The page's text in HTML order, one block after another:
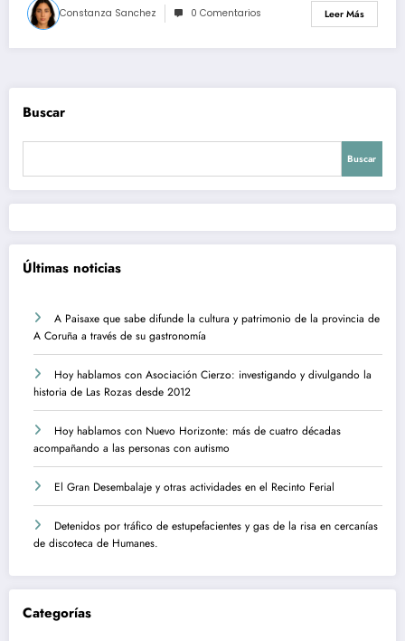
Constanza Sanchez 0 Comentarios Leer Más
Buscar
Buscar
Últimas noticias
A Paisaxe que sabe difunde la cultura y patrimonio de la provincia de
A Coruña a través de su gastronomía
Hoy hablamos con Asociación Cierzo: investigando y divulgando la
historia de Las Rozas desde 2012
Hoy hablamos con Nuevo Horizonte: más de cuatro décadas
acompañando a las personas con autismo
El Gran Desembalaje y otras actividades en el Recinto Ferial
Detenidos por tráfico de estupefacientes y gas de la risa en cercanías
de discoteca de Humanes.
Categorías